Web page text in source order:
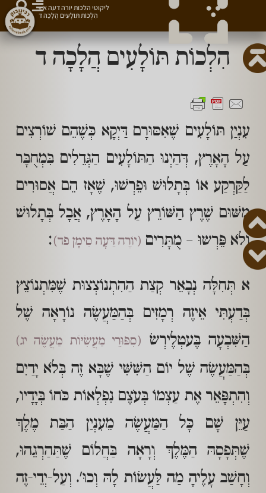
הִלְכוֹת תּוֹלָעִים הֲלָכָה ד
עִנְיַן תּוֹלָעִים שֶׁאִסּוּרָם דַּיְקָא כְּשֶׁהֵם שׁוֹרְצִים
עַל הָאָרֶץ, דְּהַיְנוּ הַתּוֹלָעִים הַגְּדֵלִים בִּמְחֻבָּר
לַקַּרְקַע אוֹ בְּתָלוּשׁ וּפֵרְשׁוּ, שֶׁאָז הֵם אֲסוּרִים
מִשּׁוּם שֶׁרֶץ הַשּׁוֹרֵץ עַל הָאָרֶץ, אֲבָל בְּתָלוּשׁ
וְלֹא פֵּרְשוּ – מֻתָּרִים (יוֹרֶה דֵּעָה סִימָן פד):
א תְּחִלָּה נְבָאֵר קְצַת הַהִתְנוֹצְצוּת שֶׁמִּתְנוֹצֵץ
בְּדַעְתִּי אֵיזֶה רְמָזִים בְּהַמַּעֲשֶׂה נוֹרָאָה שֶׁל
הַשִּׁבְעָה בֶּעטְלֶירְשׂ (סִפּוּרֵי מַעֲשִׂיּוֹת מַעֲשֶׂה יג)
בְּהַמַּעֲשֶׂה שֶׁל יוֹם הַשִּׁשִּׁי שֶׁבָּא זֶה בְּלֹא יָדַיִם
וְהִתְפָּאֵר אֶת עַצְמוֹ בְּעֹצֶם נִפְלְאוֹת כֹּחוֹ בְּיָדָיו,
עַיֵּן שָׁם כָּל הַמַּעֲשֶׂה מֵעִנְיַן הַבַּת מֶלֶךְ
שֶׁתְּפָסָהּ הַמֶּלֶךְ וְרָאָה בַּחֲלוֹם שֶׁתַּהַרְגֵהוּ,
וְחָשַׁב עָלֶיהָ מַה לַּעֲשׂוֹת לָהּ וְכוּ'. וְעַל-יְדֵי-זֶה
ליקוטי הלכות יורה דעה א»
הִלְכוֹת תּוֹלָעִים הֲלָכָה ד